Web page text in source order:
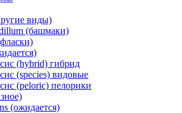
виды)
(башмаки)
(hybrid) гибрид
(species) видовые
(peloric) пелорики
(ожидается)